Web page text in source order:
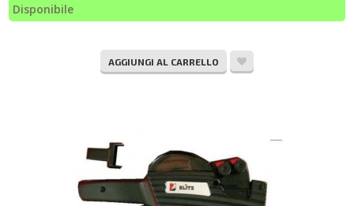
Disponibile
AGGIUNGI AL CARRELLO